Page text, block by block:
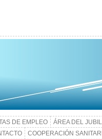
DE EMPLEO ÁREA DEL
COOPERACIÓN